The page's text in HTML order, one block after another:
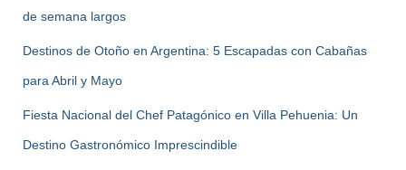
de semana largos
Destinos de Otoño en Argentina: 5 Escapadas con Cabañas
para Abril y Mayo
Fiesta Nacional del Chef Patagónico en Villa Pehuenia: Un
Destino Gastronómico Imprescindible